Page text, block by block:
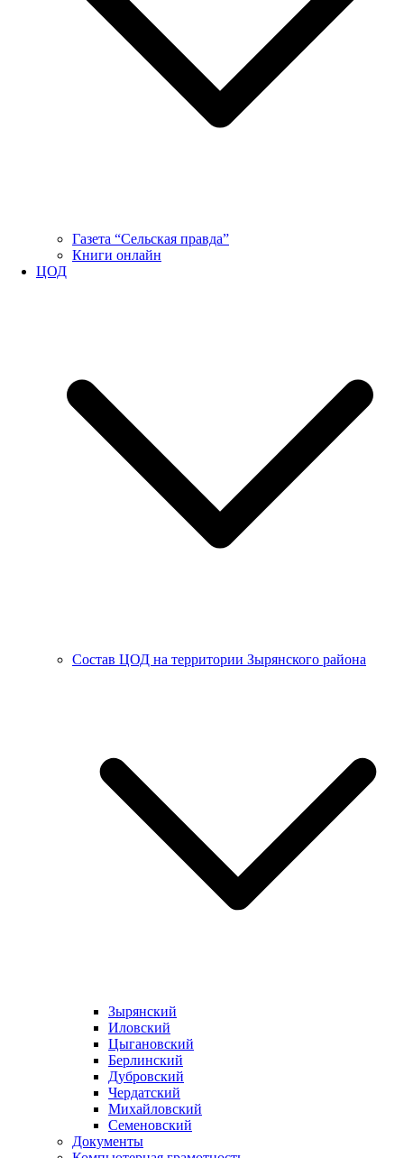
Газета “Сельская правда”
Книги онлайн
ЦОД
Состав ЦОД на территории Зырянского района
Зырянский
Иловский
Цыгановский
Берлинский
Дубровский
Чердатский
Михайловский
Семеновский
Документы